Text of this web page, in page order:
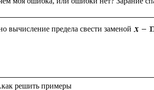
вычисление предела свести заменой
решить примеры